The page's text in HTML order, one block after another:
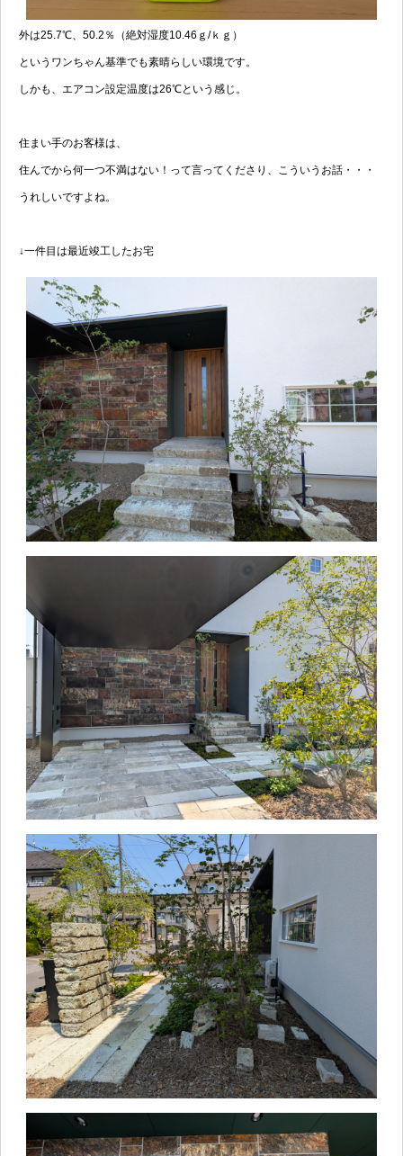
外は25.7℃、50.2％（絶対湿度10.46ｇ/ｋｇ）
というワンちゃん基準でも素晴らしい環境です。
しかも、エアコン設定温度は26℃という感じ。
住まい手のお客様は、
住んでから何一つ不満はない！って言ってくださり、こういうお話・・・
うれしいですよね。
↓一件目は最近竣工したお宅